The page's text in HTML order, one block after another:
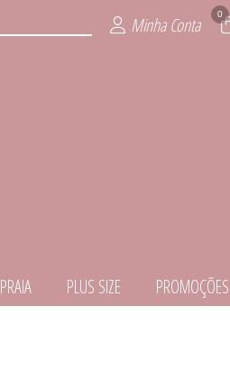
Minha Conta 0
PLUS SIZE PROMOÇÕES